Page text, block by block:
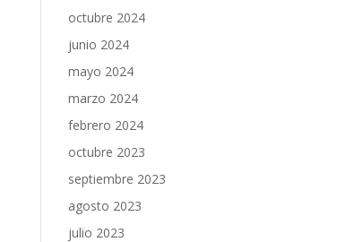
octubre 2024
junio 2024
mayo 2024
marzo 2024
febrero 2024
octubre 2023
septiembre 2023
agosto 2023
julio 2023